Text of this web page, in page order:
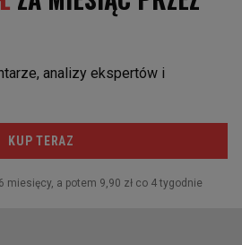
Sporty walki
Siatkówka
Piłka ręczna